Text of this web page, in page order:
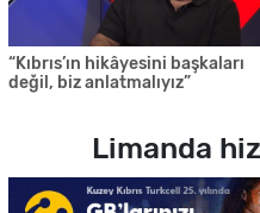
“Kıbrıs’ın hikâyesini başkaları
değil, biz anlatmalıyız”
Limanda